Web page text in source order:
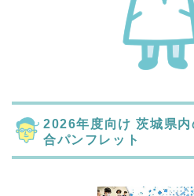
2026年度向け 茨城県
合パンフレット